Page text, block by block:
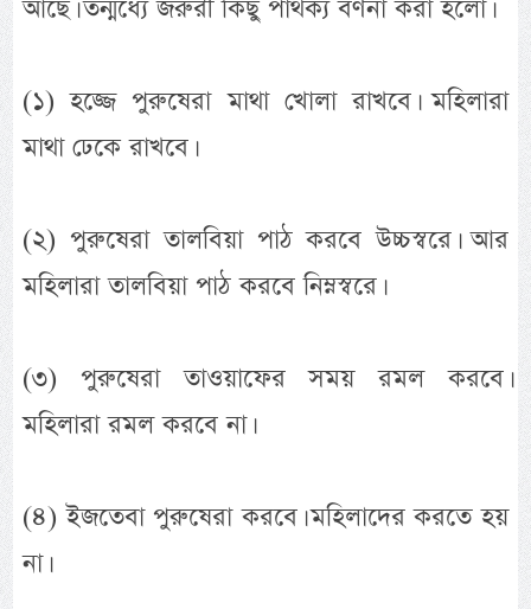
আছে। তন্মধ্যে জরুরী কিছু পার্থক্য বর্ণনা করা হলো।
(১) হজ্জে পুরুষেরা মাথা খোলা রাখবে। মহিলারা
মাথা ঢেকে রাখবে।
(২) পুরুষেরা তালবিয়া পাঠ করবে উচ্চস্বরে। আর
মহিলারা তালবিয়া পাঠ করবে নিম্নস্বরে।
(৩) পুরুষেরা তাওয়াফের সময় রমল করবে।
মহিলারা রমল করবে না।
(৪) ইজতেবা পুরুষেরা করবে। মহিলাদের করতে হয়
না।